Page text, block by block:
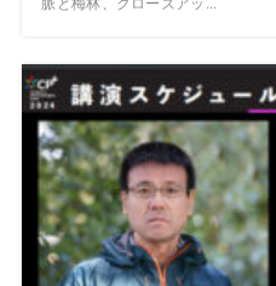
脈と梅林、クローズアッ...